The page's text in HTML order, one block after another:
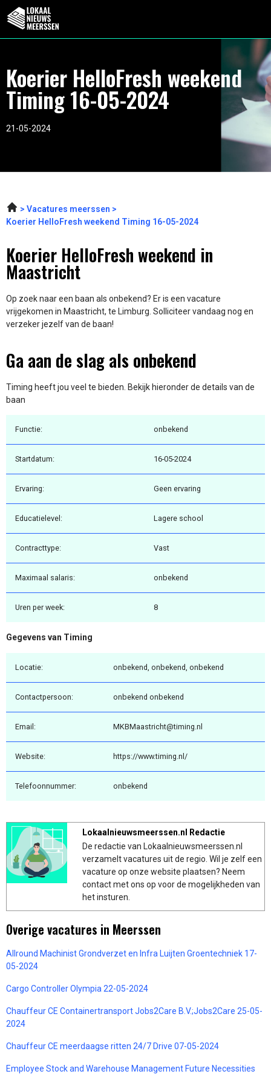
Koerier HelloFresh weekend
Timing 16-05-2024
21-05-2024
Vacatures meerssen
Koerier HelloFresh weekend Timing 16-05-2024
Koerier HelloFresh weekend in
Maastricht
Op zoek naar een baan als onbekend? Er is een vacature
vrijgekomen in Maastricht, te Limburg. Solliciteer vandaag nog en
verzeker jezelf van de baan!
Ga aan de slag als onbekend
Timing heeft jou veel te bieden. Bekijk hieronder de details van de
baan
Functie: onbekend
Startdatum: 16-05-2024
Ervaring: Geen ervaring
Educatielevel: Lagere school
Contracttype: Vast
Maximaal salaris: onbekend
Uren per week: 8
Gegevens van Timing
Locatie: onbekend, onbekend, onbekend
Contactpersoon: onbekend onbekend
Email: MKBMaastricht@timing.nl
Website: https://www.timing.nl/
Telefoonnummer: onbekend
Lokaalnieuwsmeerssen.nl Redactie
De redactie van Lokaalnieuwsmeerssen.nl
verzamelt vacatures uit de regio. Wil je zelf een
vacature op onze website plaatsen? Neem
contact met ons op voor de mogelijkheden van
het insturen.
Overige vacatures in Meerssen
Allround Machinist Grondverzet en Infra Luijten Groentechniek 17-
05-2024
Cargo Controller Olympia 22-05-2024
Chauffeur CE Containertransport Jobs2Care B.V.;Jobs2Care 25-05-
2024
Chauffeur CE meerdaagse ritten 24/7 Drive 07-05-2024
Employee Stock and Warehouse Management Future Necessities